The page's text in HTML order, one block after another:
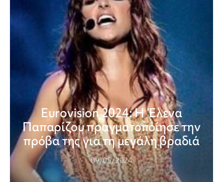
Eurovision 2024: Η Έλενα
Παπαρίζου πραγματοποίησε την
πρόβα της για τη μεγάλη βραδιά
09/05/2024